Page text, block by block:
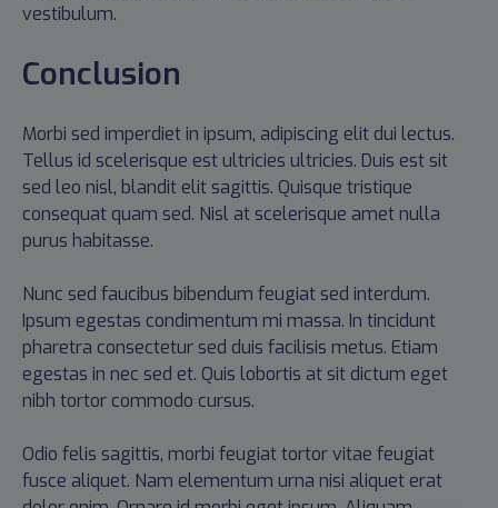
vestibulum.
Conclusion
Morbi sed imperdiet in ipsum, adipiscing elit dui lectus.
Tellus id scelerisque est ultricies ultricies. Duis est sit
sed leo nisl, blandit elit sagittis. Quisque tristique
consequat quam sed. Nisl at scelerisque amet nulla
purus habitasse.
Nunc sed faucibus bibendum feugiat sed interdum.
Ipsum egestas condimentum mi massa. In tincidunt
pharetra consectetur sed duis facilisis metus. Etiam
egestas in nec sed et. Quis lobortis at sit dictum eget
nibh tortor commodo cursus.
Odio felis sagittis, morbi feugiat tortor vitae feugiat
fusce aliquet. Nam elementum urna nisi aliquet erat